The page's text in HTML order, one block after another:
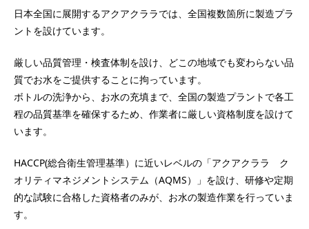
日本全国に展開するアクアクララでは、全国複数箇所に製造プラ
ントを設けています。
厳しい品質管理・検査体制を設け、どこの地域でも変わらない品
質でお水をご提供することに拘っています。
ボトルの洗浄から、お水の充填まで、全国の製造プラントで各工
程の品質基準を確保するため、作業者に厳しい資格制度を設けて
います。
HACCP(総合衛生管理基準）に近いレベルの「アクアクララ ク
オリティマネジメントシステム（AQMS）」を設け、研修や定期
的な試験に合格した資格者のみが、お水の製造作業を行っていま
す。